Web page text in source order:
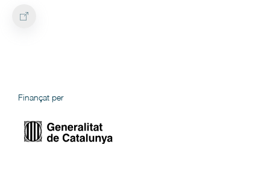
Finançat per